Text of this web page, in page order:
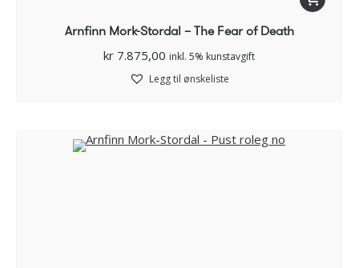
Arnfinn Mork-Stordal – The Fear of Death
kr 7.875,00 inkl. 5% kunstavgift
Legg til ønskeliste